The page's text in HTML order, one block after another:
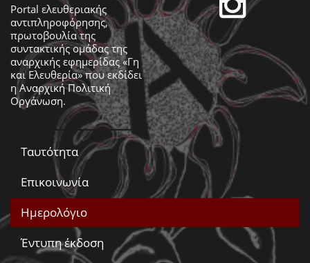
Portal ελευθεριακής
αντιπληροφόρησης,
πρωτοβουλία της
συντακτικής ομάδας της
αναρχικής εφημερίδας «Γη
και Ελευθερία» που εκδίδει
ηΑναρχική Πολιτική
Οργάνωση.
Ταυτότητα
Επικοινωνία
Ημερολόγιο
Έντυπη έκδοση